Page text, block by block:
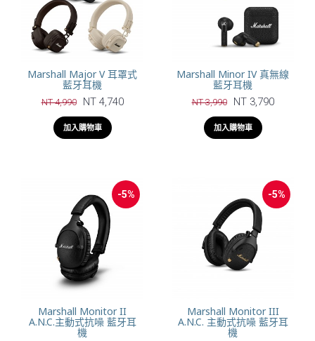
Marshall Major V 耳罩式
藍牙耳機
NT 4,990 NT 4,740
加入購物車
Marshall Minor IV 真無線
藍牙耳機
NT 3,990 NT 3,790
加入購物車
-5%
Marshall Monitor II
A.N.C.主動式抗噪 藍牙耳
機
-5%
Marshall Monitor III
A.N.C. 主動式抗噪 藍牙耳
機